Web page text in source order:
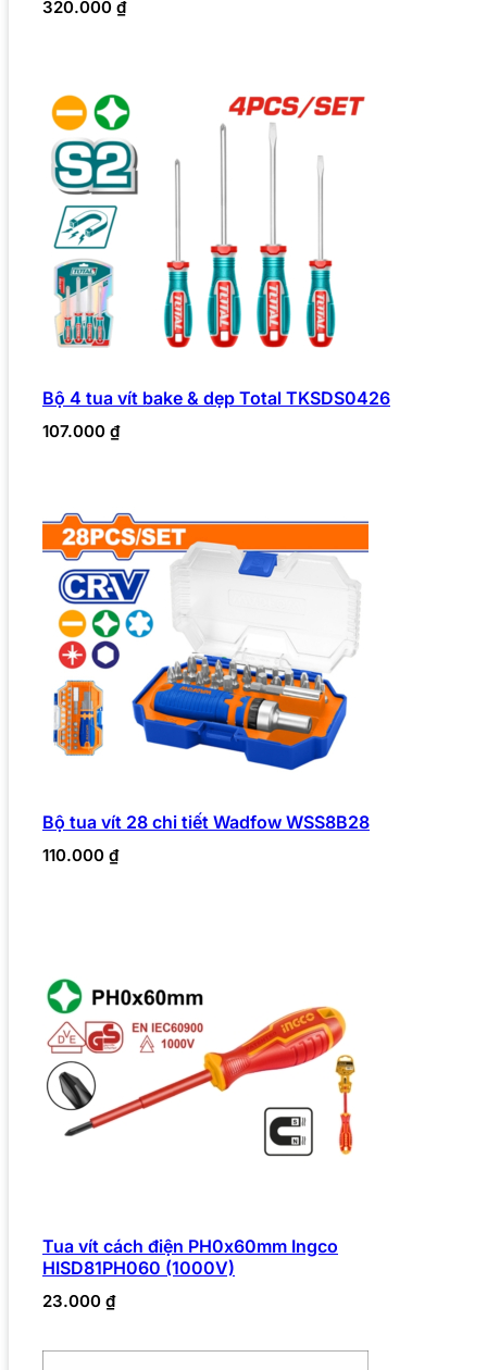
320.000 ₫
Bộ 4 tua vít bake & dẹp Total TKSDS0426
107.000 ₫
Bộ tua vít 28 chi tiết Wadfow WSS8B28
110.000 ₫
Tua vít cách điện PH0x60mm Ingco
HISD81PH060 (1000V)
23.000 ₫